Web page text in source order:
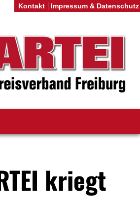
kriegt
Kontakt Impressum & Datenschutz